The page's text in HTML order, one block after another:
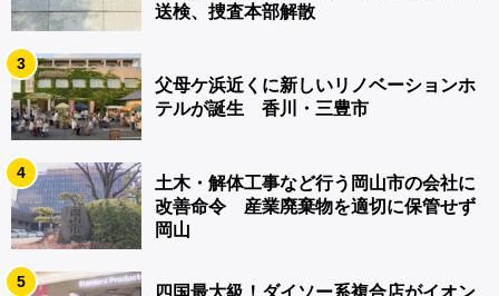
送検、捜査本部解散
3
父母ケ浜近くに新しいリノベーションホ
テルが誕生 香川・三豊市
4
土木・解体工事など行う岡山市の会社に
改善命令 産業廃棄物を適切に保管せず
岡山
5
四国最大級！ダイソー系複合店がイオン